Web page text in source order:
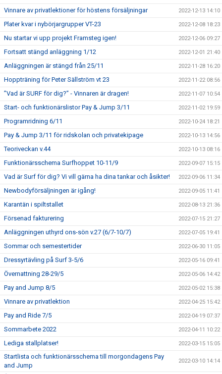
Vinnare av privatlektioner för höstens försäljningar 2022-12-13 14:10
Plater kvar i nybörjargrupper VT-23 2022-12-08 18:23
Nu startar vi upp projekt Framsteg igen! 2022-12-06 09:27
Fortsatt stängd anläggning 1/12 2022-12-01 21:40
Anläggningen är stängd från 25/11 2022-11-28 16:20
Hoppträning för Peter Sällström vt 23 2022-11-22 08:56
”Vad är SURF för dig?” - Vinnaren är dragen! 2022-11-07 10:54
Start- och funktionärslistor Pay & Jump 3/11 2022-11-02 19:59
Programridning 6/11 2022-10-24 18:21
Pay & Jump 3/11 för ridskolan och privatekipage 2022-10-13 14:56
Teoriveckan v.44 2022-10-13 08:16
Funktionärsschema Surfhoppet 10-11/9 2022-09-07 15:15
Vad är Surf för dig? Vi vill gärna ha dina tankar och åsikter! 2022-09-06 11:34
Newbodyförsäljningen är igång! 2022-09-05 11:41
Karantän i spiltstallet 2022-08-13 21:36
Försenad fakturering 2022-07-15 21:27
Anläggningen uthyrd ons-sön v.27 (6/7-10/7) 2022-07-05 19:41
Sommar och semestertider 2022-06-30 11:05
Dressyrtävling på Surf 3-5/6 2022-05-16 09:41
Övernattning 28-29/5 2022-05-06 14:42
Pay and Jump 8/5 2022-05-02 15:38
Vinnare av privatlektion 2022-04-25 15:42
Pay and Ride 7/5 2022-04-19 07:37
Sommarbete 2022 2022-04-11 10:22
Lediga stallplatser! 2022-03-15 15:05
Startlista och funktionärsschema till morgondagens Pay
and Jump
2022-03-10 14:14